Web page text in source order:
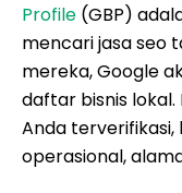
Profile (GBP)
mencari jasa seo
mereka, Google
daftar bisnis
Anda
operasional,